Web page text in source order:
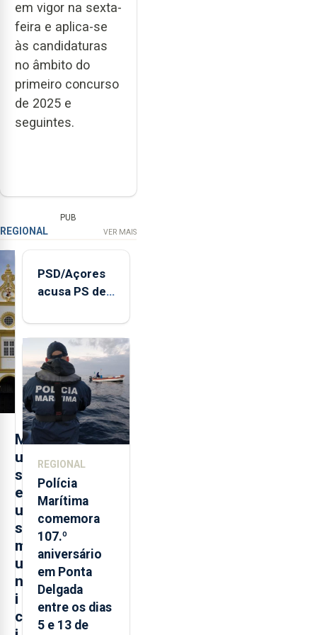
em vigor na sexta-
feira e aplica-se
às candidaturas
no âmbito do
primeiro concurso
de 2025 e
seguintes.
PUB
REGIONAL VER MAIS
M
u
s
e
u
s
m
u
n
i
c
PSD/Açores
acusa PS de
contraditória"
sobre
evolução
turística
REGIONAL
Polícia
Marítima
comemora
107.º
aniversário
em Ponta
Delgada
entre os dias
5 e 13 de